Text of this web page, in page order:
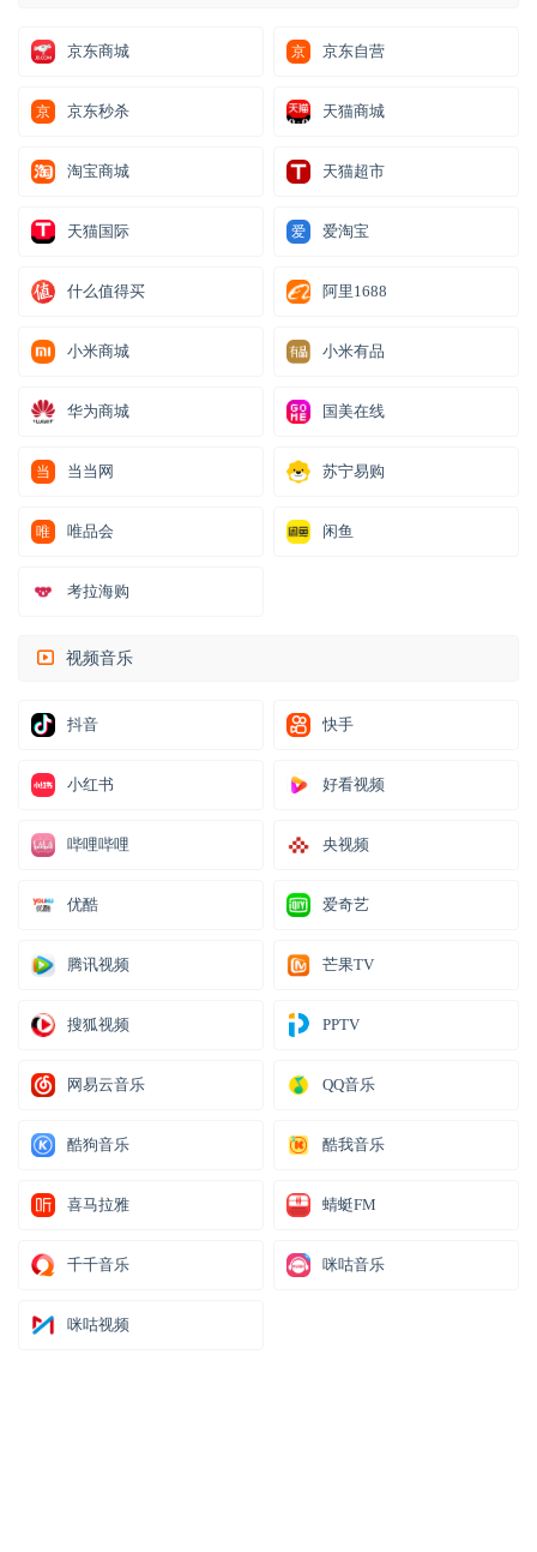
京东商城 京 京东自营
京 京东秒杀 天猫商城
淘宝商城 天猫超市
天猫国际 爱 爱淘宝
什么值得买 阿里1688
小米商城 小米有品
华为商城 国美在线
当 当当网 苏宁易购
唯 唯品会 闲鱼
考拉海购
视频音乐
抖音 快手
小红书 好看视频
哔哩哔哩 央视频
优酷 爱奇艺
腾讯视频 芒果TV
搜狐视频 PPTV
网易云音乐 QQ音乐
酷狗音乐 酷我音乐
喜马拉雅 蜻蜓FM
千千音乐 咪咕音乐
咪咕视频